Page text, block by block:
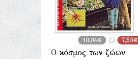
10,04€ 7,53€
Ο κόσμος των ζώων